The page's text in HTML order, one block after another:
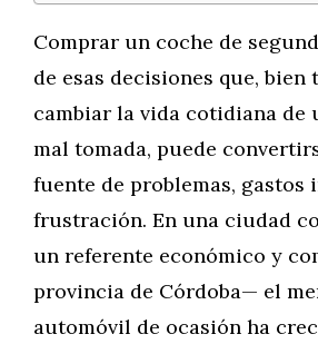
Comprar un coche de
de esas decisiones que, bien
cambiar la vida cotidiana de
mal tomada, puede
fuente de problemas, gastos
frustración. En una ciudad
un referente económico y
provincia de Córdoba— el
automóvil de ocasión ha